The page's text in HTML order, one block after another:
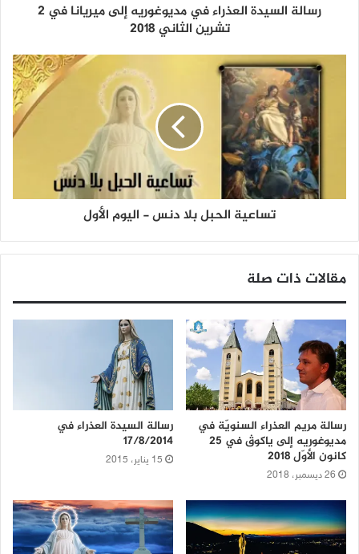
رسالة السيدة العذراء في مديوغوريه إلى ميريانا في 2
تشرين الثاني 2018
تساعية الحبل بلا دنس - اليوم الأول
مقالات ذات صلة
رسالة مريم العذراء السنويّة في
مديوغوريه إلى ياكوﭪ في 25
كانون الأوّل 2018
26 ديسمبر، 2018
رسالة السيدة العذراء في
17/8/2014
15 يناير، 2015